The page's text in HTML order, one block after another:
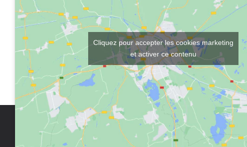
Cliquez pour accepter les cookies marketing
et activer ce contenu